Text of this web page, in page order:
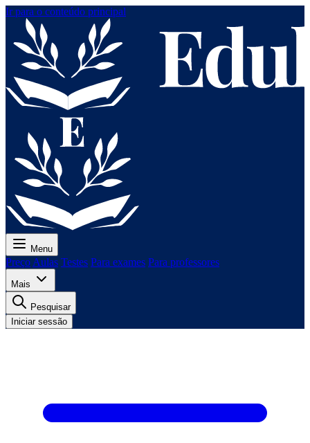
Ir para o conteúdo principal
Menu
Preço Aulas Testes Para exames Para professores
Mais
Pesquisar
Iniciar sessão